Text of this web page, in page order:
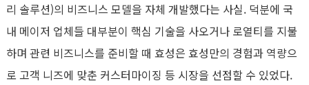
리 솔루션)의 비즈니스 모델을 자체 개발했다는 사실. 덕분에 국
내 메이저 업체들 대부분이 핵심 기술을 사오거나 로열티를 지불
하며 관련 비즈니스를 준비할 때 효성은 효성만의 경험과 역량으
로 고객 니즈에 맞춘 커스터마이징 등 시장을 선점할 수 있었다.